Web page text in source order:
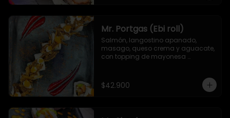
Mr. Portgas (Ebi roll)
Salmón, langostino apanado,
masago, queso crema y aguacate,
con topping de mayonesa
$42.900